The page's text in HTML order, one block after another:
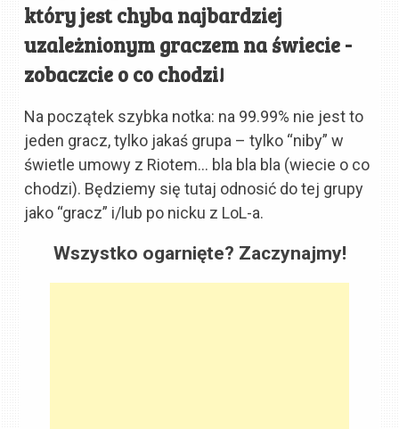
który jest chyba najbardziej
uzależnionym graczem na świecie -
zobaczcie o co chodzi!
Na początek szybka notka: na 99.99% nie jest to
jeden gracz, tylko jakaś grupa – tylko “niby” w
świetle umowy z Riotem… bla bla bla (wiecie o co
chodzi). Będziemy się tutaj odnosić do tej grupy
jako “gracz” i/lub po nicku z LoL-a.
Wszystko ogarnięte? Zaczynajmy!